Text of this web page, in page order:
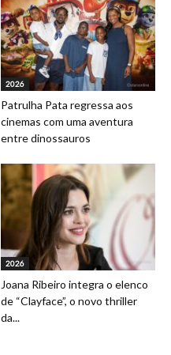
2026
Patrulha Pata regressa aos
cinemas com uma aventura
entre dinossauros
2026
Joana Ribeiro integra o elenco
de “Clayface”, o novo thriller
da...